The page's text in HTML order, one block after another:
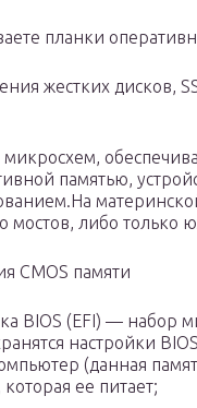
планки
жестких дисков,
памятью,
либо только
CMOS памяти
BIOS (EFI) — набор
настройки
(данная
ее питает;